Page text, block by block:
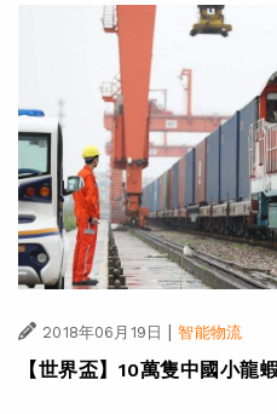
2018年06月19日 | 智能物流
【世界盃】10萬隻中國小龍